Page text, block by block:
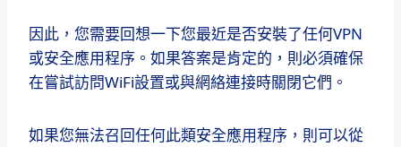
因此，您需要回想一下您最近是否安裝了任何VPN
或安全應用程序。如果答案是肯定的，則必須確保
在嘗試訪問WiFi設置或與網絡連接時關閉它們。
如果您無法召回任何此類安全應用程序，則可以從